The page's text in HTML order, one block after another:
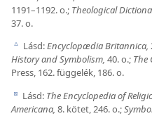
1191–1192. o.; Theological
37. o.
c Lásd:Encyclopædia Britannica,
History and Symbolism, 40. o.; The
Press, 162. függelék, 186. o.
d Lásd: The Encyclopedia of
Americana, 8. kötet, 246. o.;